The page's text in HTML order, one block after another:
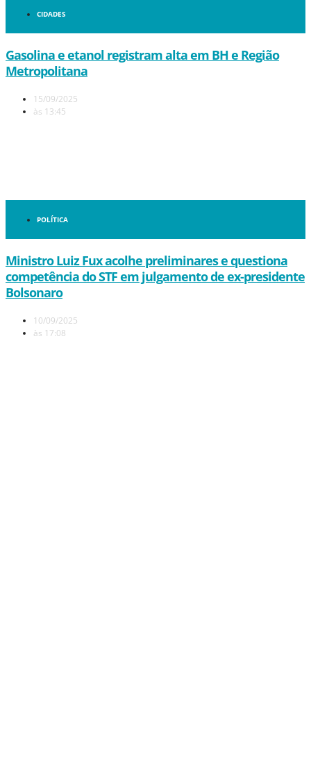
CIDADES
Gasolina e etanol registram alta em BH e Região
Metropolitana
15/09/2025
às 13:45
POLÍTICA
Ministro Luiz Fux acolhe preliminares e questiona
competência do STF em julgamento de ex-presidente
Bolsonaro
10/09/2025
às 17:08